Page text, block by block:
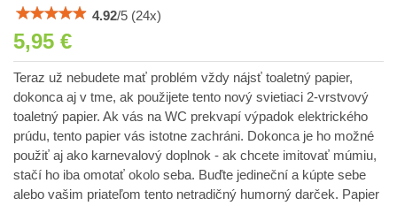
4.92/5 (24x)
5,95 €
Teraz už nebudete mať problém vždy nájsť toaletný papier,
dokonca aj v tme, ak použijete tento nový svietiaci 2-vrstvový
toaletný papier. Ak vás na WC prekvapí výpadok elektrického
prúdu, tento papier vás istotne zachráni. Dokonca je ho možné
použiť aj ako karnevalový doplnok - ak chcete imitovať múmiu,
stačí ho iba omotať okolo seba. Buďte jedineční a kúpte sebe
alebo vašim priateľom tento netradičný humorný darček. Papier